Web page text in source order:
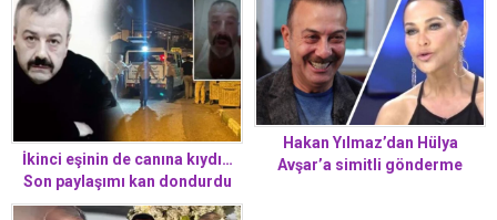
İkinci eşinin de canına kıydı…
Son paylaşımı kan dondurdu
Hakan Yılmaz’dan Hülya
Avşar’a simitli gönderme